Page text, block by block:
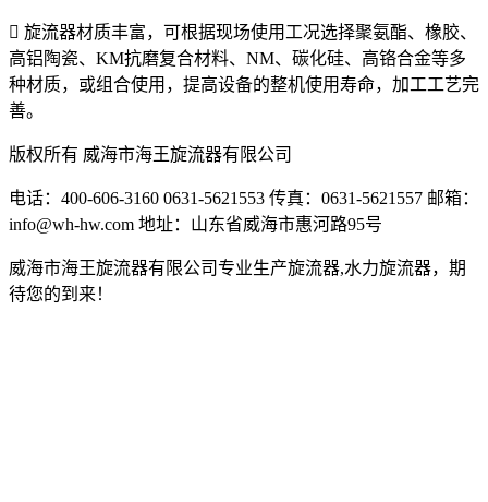
 旋流器材质丰富，可根据现场使用工况选择聚氨酯、橡胶、
高铝陶瓷、KM抗磨复合材料、NM、碳化硅、高铬合金等多
种材质，或组合使用，提高设备的整机使用寿命，加工工艺完
善。
版权所有 威海市海王旋流器有限公司
电话：400-606-3160 0631-5621553 传真：0631-5621557 邮箱：
info@wh-hw.com 地址：山东省威海市惠河路95号
威海市海王旋流器有限公司专业生产旋流器,水力旋流器，期
待您的到来！